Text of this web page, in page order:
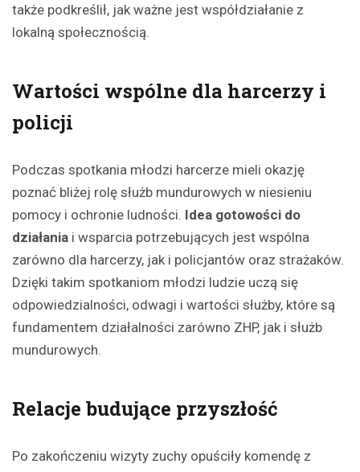
także podkreślił, jak ważne jest współdziałanie z
lokalną społecznością.
Wartości wspólne dla harcerzy i
policji
Podczas spotkania młodzi harcerze mieli okazję
poznać bliżej rolę służb mundurowych w niesieniu
pomocy i ochronie ludności. Idea gotowości do
działania i wsparcia potrzebujących jest wspólna
zarówno dla harcerzy, jak i policjantów oraz strażaków.
Dzięki takim spotkaniom młodzi ludzie uczą się
odpowiedzialności, odwagi i wartości służby, które są
fundamentem działalności zarówno ZHP, jak i służb
mundurowych.
Relacje budujące przyszłość
Po zakończeniu wizyty zuchy opuściły komendę z